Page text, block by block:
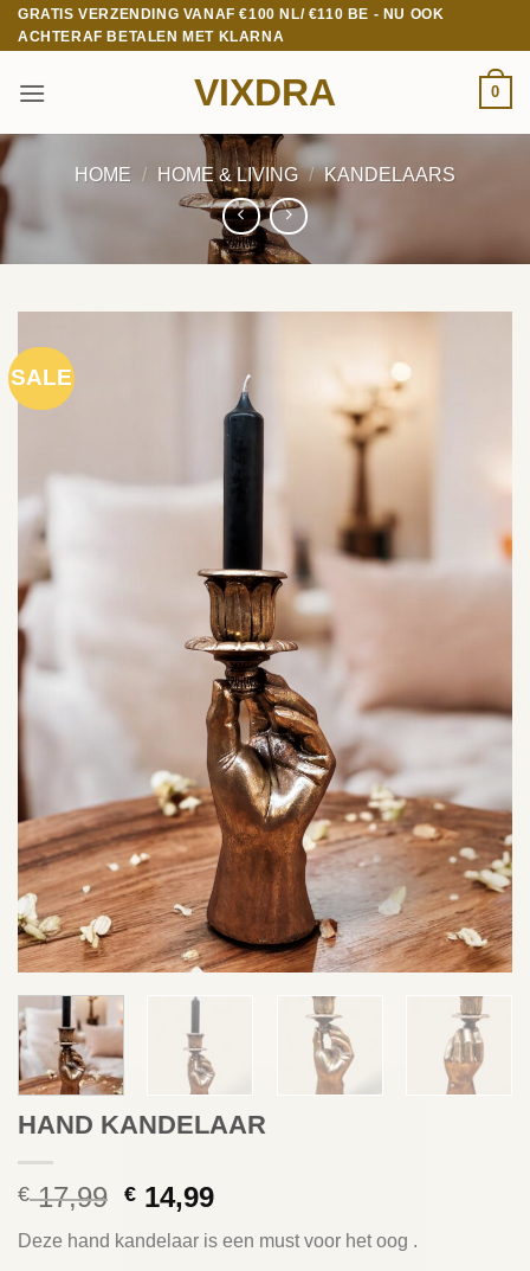
Ga
naar
GRATIS VERZENDING VANAF €100 NL/ €110 BE - NU OOK
ACHTERAF BETALEN MET KLARNA
VIXDRA 0
HOME / HOME & LIVING / KANDELAARS
SALE
HAND KANDELAAR
€17,99 Oorspronkelijke
prijs
was:
€ 14,99Huidige
is:
Deze hand kandelaar is een must voor het oog .